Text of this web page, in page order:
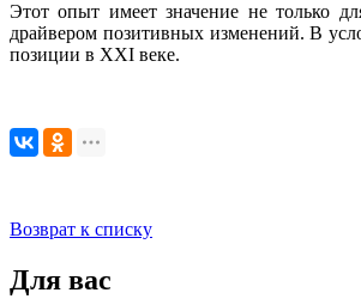
Этот опыт имеет значение не только
драйвером позитивных изменений. В
позиции в XXI веке.
Возврат к списку
Для вас